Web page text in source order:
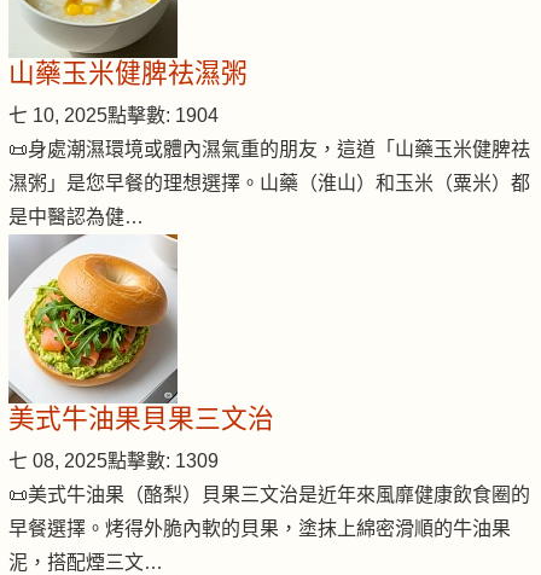
山藥玉米健脾祛濕粥
七 10, 2025點擊數: 1904
📜身處潮濕環境或體內濕氣重的朋友，這道「山藥玉米健脾祛
濕粥」是您早餐的理想選擇。山藥（淮山）和玉米（粟米）都
是中醫認為健…
美式牛油果貝果三文治
七 08, 2025點擊數: 1309
📜美式牛油果（酪梨）貝果三文治是近年來風靡健康飲食圈的
早餐選擇。烤得外脆內軟的貝果，塗抹上綿密滑順的牛油果
泥，搭配煙三文…